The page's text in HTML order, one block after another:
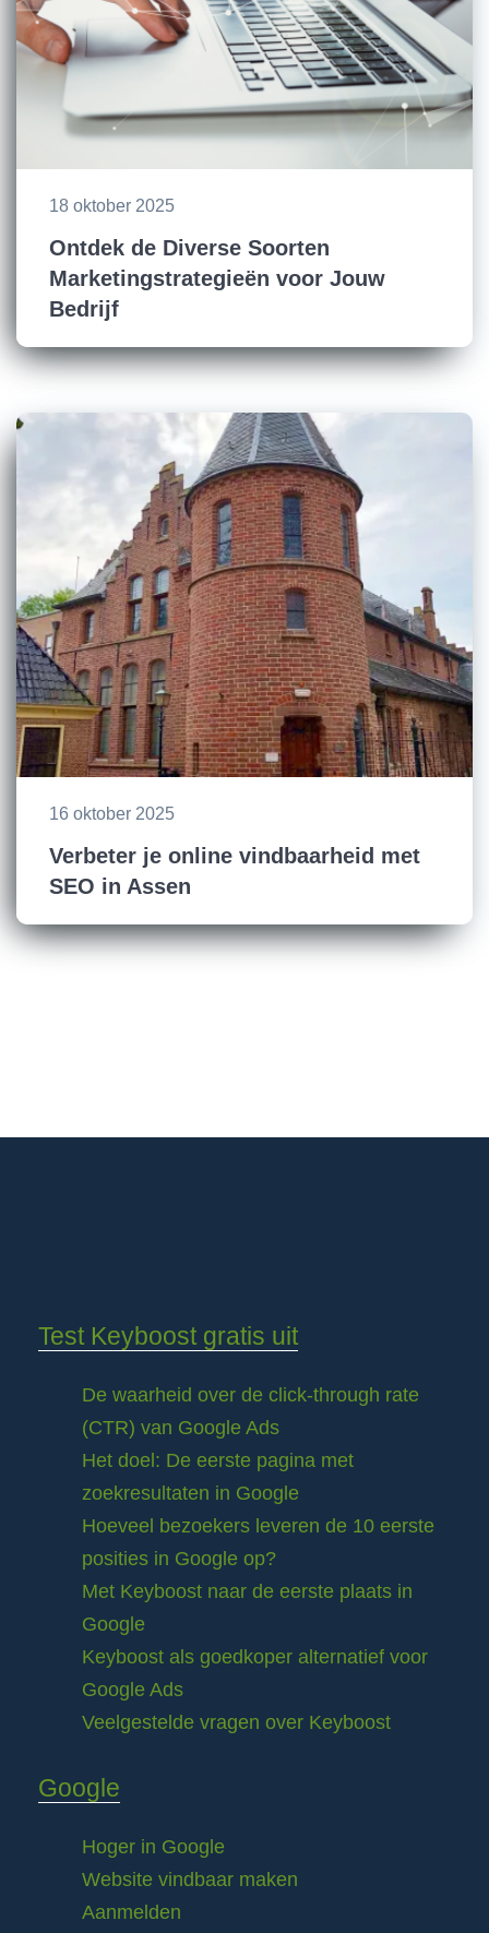
18 oktober 2025
Ontdek de Diverse Soorten
Marketingstrategieën voor Jouw
Bedrijf
16 oktober 2025
Verbeter je online vindbaarheid met
SEO in Assen
Test Keyboost gratis uit
De waarheid over de click-through rate
(CTR) van Google Ads
Het doel: De eerste pagina met
zoekresultaten in Google
Hoeveel bezoekers leveren de 10 eerste
posities in Google op?
Met Keyboost naar de eerste plaats in
Google
Keyboost als goedkoper alternatief voor
Google Ads
Veelgestelde vragen over Keyboost
Google
Hoger in Google
Website vindbaar maken
Aanmelden